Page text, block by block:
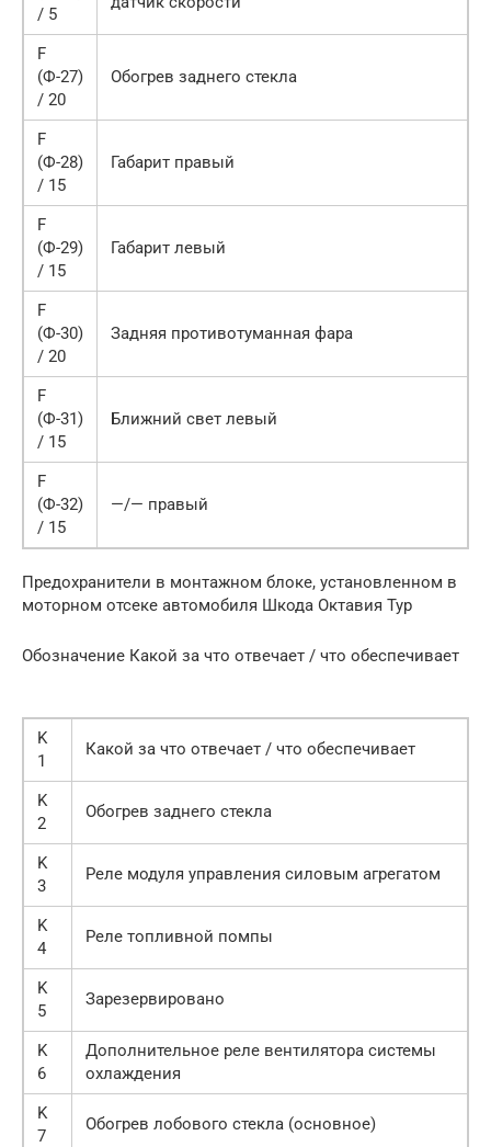
/ 5
F
(Ф-27)
/ 20
Обогрев заднего стекла
F
(Ф-28)
/ 15
Габарит правый
F
(Ф-29)
/ 15
Габарит левый
F
(Ф-30)
/ 20
Задняя противотуманная фара
F
(Ф-31)
/ 15
Ближний свет левый
F
(Ф-32)
/ 15
—/— правый
Предохранители в монтажном блоке, установленном в
моторном отсеке автомобиля Шкода Октавия Тур
Обозначение Какой за что отвечает / что обеспечивает
K
1
Какой за что отвечает / что обеспечивает
K
2
Обогрев заднего стекла
K
3
Реле модуля управления силовым агрегатом
K
4
Реле топливной помпы
K
5
Зарезервировано
K
6
Дополнительное реле вентилятора системы
охлаждения
K
7
Обогрев лобового стекла (основное)